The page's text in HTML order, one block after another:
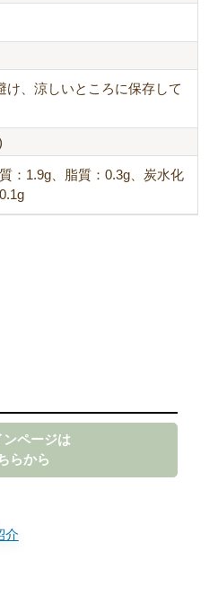
け、涼しいところに保存して
：1.9g、脂質：0.3g、炭水化
0.1g
ンページは
らから